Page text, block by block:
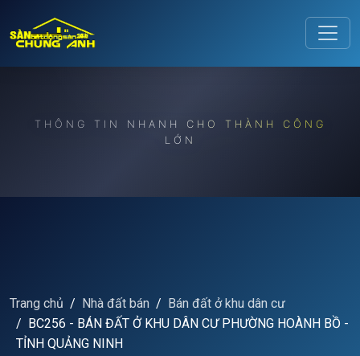
THÔNG TIN NHANH CHO THÀNH CÔNG
LỚN
Trang chủ Nhà đất bán
Bán đất ở khu dân cư
BC256 - BÁN ĐẤT Ở KHU DÂN CƯ PHƯỜNG HOÀNH BỒ -
TỈNH QUẢNG NINH